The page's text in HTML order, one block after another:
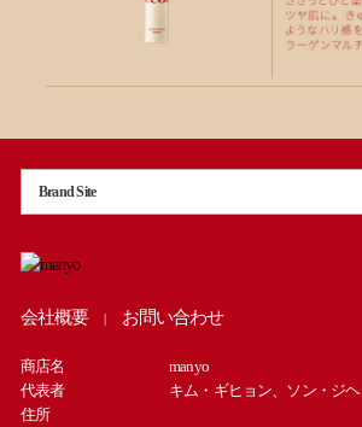
Brand Site
会社概要 お問い合わせ
商店名
manyo
代表者
キム・ギヒョン、ソン・ジヘ
住所